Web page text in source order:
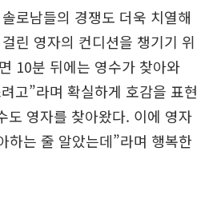
로남들의 경쟁도 더욱 치열해
린 영자의 컨디션을 챙기기 위
10분 뒤에는 영수가 찾아와
고”라며 확실하게 호감을 표현
도 영자를 찾아왔다. 이에 영자
하는 줄 알았는데”라며 행복한